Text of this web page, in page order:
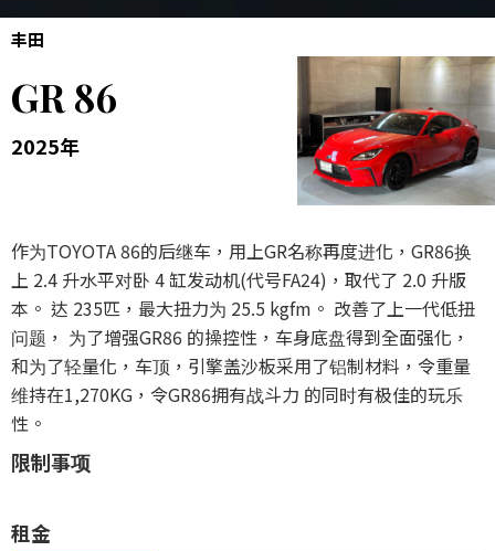
丰田
GR 86
2025年
作为TOYOTA 86的后继车，用上GR名称再度进化，GR86换
上 2.4 升水平对卧 4 缸发动机(代号FA24)，取代了 2.0 升版
本。 达 235匹，最大扭力为 25.5 kgfm。 改善了上一代低扭
问题， 为了增强GR86 的操控性，车身底盘得到全面强化，
和为了轻量化，车顶，引擎盖沙板采用了铝制材料，令重量
维持在1,270KG，令GR86拥有战斗力 的同时有极佳的玩乐
性。
限制事项
租金